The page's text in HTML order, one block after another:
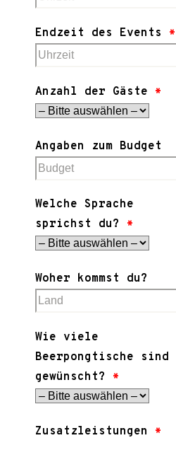
Endzeit des Events *
Anzahl der Gäste *
Angaben zum Budget
Welche Sprache
sprichst du? *
Woher kommst du?
Wie viele
Beerpongtische sind
gewünscht? *
Zusatzleistungen *